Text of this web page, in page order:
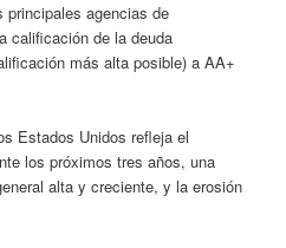
principales agencias de
calificación de la deuda
más alta posible) a AA+
Estados Unidos refleja el
los próximos tres años, una
alta y creciente, y la erosión